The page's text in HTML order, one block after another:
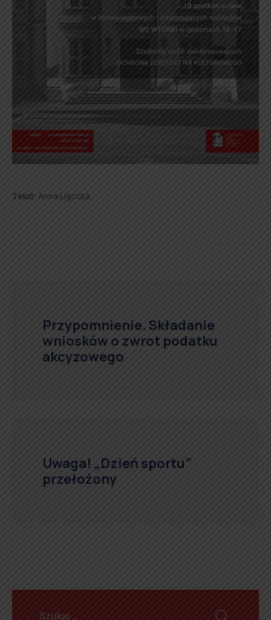
Tekst: Anna Ligocka.
Przypomnienie. Składanie
wniosków o zwrot podatku
akcyzowego
Uwaga! „Dzień sportu”
przełożony